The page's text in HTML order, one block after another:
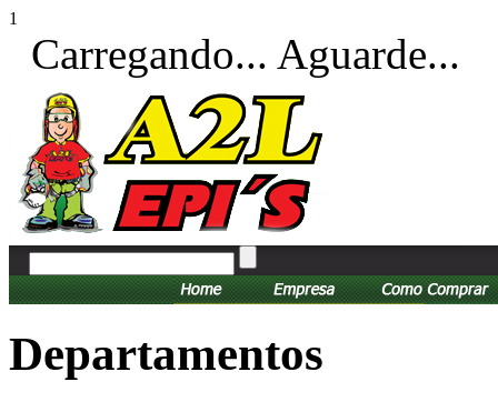
1
Carregando... Aguarde...
Departamentos